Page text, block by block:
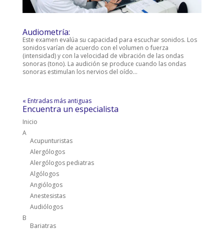
Audiometría:
Este examen evalúa su capacidad para escuchar sonidos. Los
sonidos varían de acuerdo con el volumen o fuerza
(intensidad) y con la velocidad de vibración de las ondas
sonoras (tono). La audición se produce cuando las ondas
sonoras estimulan los nervios del oído...
« Entradas más antiguas
Encuentra un especialista
Inicio
A
Acupunturistas
Alergólogos
Alergólogos pediatras
Algólogos
Angiólogos
Anestesistas
Audiólogos
B
Bariatras